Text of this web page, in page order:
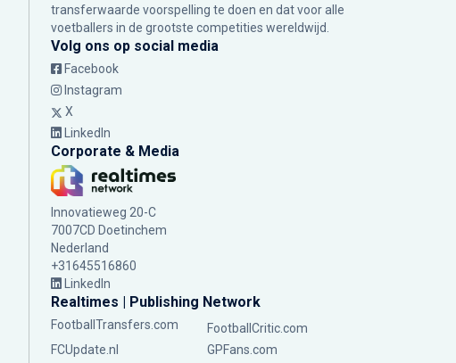
transferwaarde voorspelling te doen en dat voor alle
voetballers in de grootste competities wereldwijd.
Volg ons op social media
Facebook
Instagram
X
LinkedIn
Corporate & Media
Innovatieweg 20-C
7007CD Doetinchem
Nederland
+31645516860
LinkedIn
Realtimes | Publishing Network
FootballTransfers.com
FootballCritic.com
FCUpdate.nl
GPFans.com